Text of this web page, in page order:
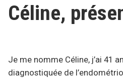
Céline,
Je me nomme Céline, j’ai 41
diagnostiquée de